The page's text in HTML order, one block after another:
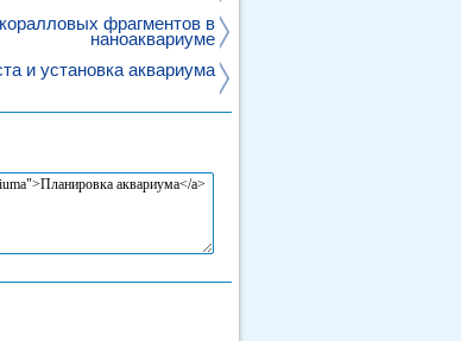
фрагментов в
наноаквариуме
и установка аквариума